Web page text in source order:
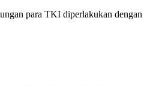
para TKI diperlakukan dengan